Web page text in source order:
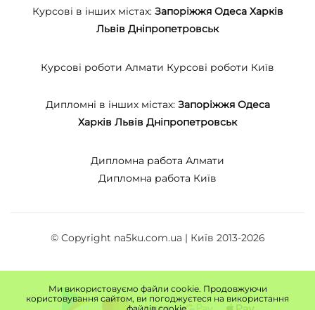
Курсові в інших містах: Запоріжжя Одеса Харків
Львів Дніпропетровськ
Курсові роботи Алмати Курсові роботи Київ
Дипломні в інших містах: Запоріжжя Одеса
Харків Львів Дніпропетровськ
Дипломна работа Алмати
Дипломна работа Київ
© Copyright na5ku.com.ua | Київ 2013-2026
Ми використовуємо файли cookie. Продовжуючи
користовування сайтом, ви погоджуєтеся на використання